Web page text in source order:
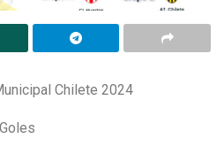
Chilete 2024